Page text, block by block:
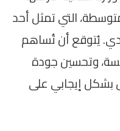
التي تمثل أحد
يُتوقع أن تُساهم
وتحسين جودة
إيجابي على